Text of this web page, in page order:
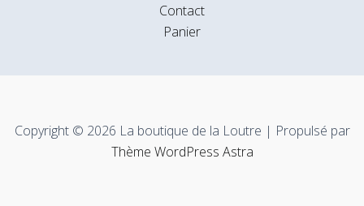
Contact
Panier
Copyright © 2026 La boutique de la Loutre | Propulsé par
Thème WordPress Astra